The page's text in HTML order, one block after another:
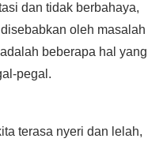
dan tidak berbahaya,
oleh masalah
beberapa hal yang
pegal.
terasa nyeri dan lelah,